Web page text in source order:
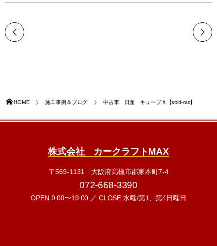
HOME 施工事例＆ブログ 中古車 日産 キューブＸ【sold-out】
株式会社 カークラフトMAX
〒569-1131 大阪府高槻市郡家本町7-4
072-668-3390
OPEN 9:00〜19:00 ／ CLOSE 水曜/第1、第4日曜日